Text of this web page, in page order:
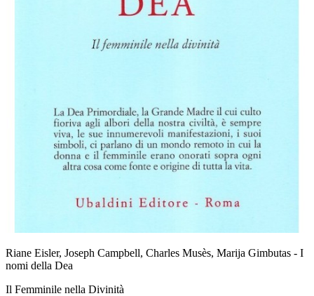
Riane Eisler, Joseph Campbell, Charles Musès, Marija Gimbutas - I
nomi della Dea
Il Femminile nella Divinità